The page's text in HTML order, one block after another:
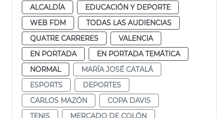
ALCALDÍA
EDUCACIÓN Y DEPORTE
WEB FDM
TODAS LAS AUDIENCIAS
QUATRE CARRERES
VALENCIA
EN PORTADA
EN PORTADA TEMÁTICA
NORMAL
MARÍA JOSÉ CATALÁ
ESPORTS
DEPORTES
CARLOS MAZÓN
COPA DAVIS
TENIS
MERCADO DE COLÓN